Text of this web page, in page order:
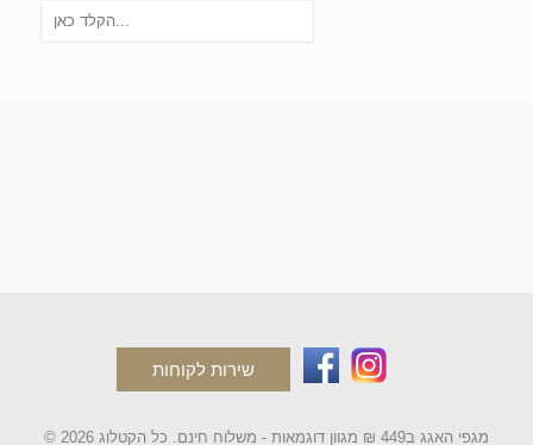
שירות לקוחות
© 2026 מגפי האגג ב449 ₪ מגוון דוגמאות - משלוח חינם. כל הקטלוג